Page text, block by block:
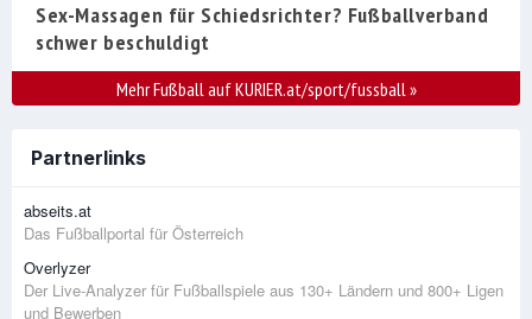
Sex-Massagen für Schiedsrichter? Fußballverband
schwer beschuldigt
Mehr Fußball auf KURIER.at/sport/fussball»
Partnerlinks
abseits.at
Das Fußballportal für Österreich
Overlyzer
Der Live-Analyzer für Fußballspiele aus 130+ Ländern und 800+ Ligen
und Bewerben